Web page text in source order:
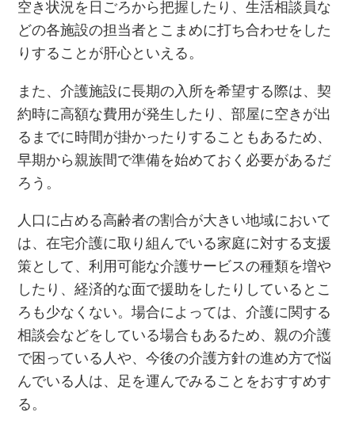
空き状況を日ごろから把握したり、生活相談員な
どの各施設の担当者とこまめに打ち合わせをした
りすることが肝心といえる。
また、介護施設に長期の入所を希望する際は、契
約時に高額な費用が発生したり、部屋に空きが出
るまでに時間が掛かったりすることもあるため、
早期から親族間で準備を始めておく必要があるだ
ろう。
人口に占める高齢者の割合が大きい地域において
は、在宅介護に取り組んでいる家庭に対する支援
策として、利用可能な介護サービスの種類を増や
したり、経済的な面で援助をしたりしているとこ
ろも少なくない。場合によっては、介護に関する
相談会などをしている場合もあるため、親の介護
で困っている人や、今後の介護方針の進め方で悩
んでいる人は、足を運んでみることをおすすめす
る。